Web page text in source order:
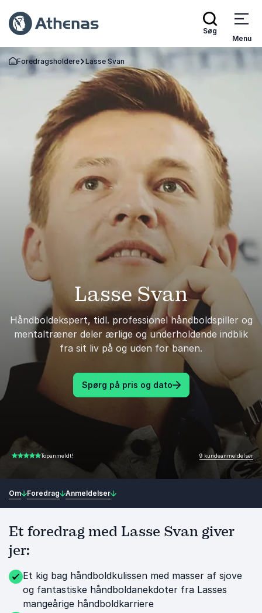
Søg
Menu
Tilbage til forsiden
Foredragsholdere Lasse Svan
Lasse Svan
Håndboldekspert, tidl. professionel håndboldspiller og
mentaltræner deler ærlige og underholdende indblik
fra sit liv på og uden for banen.
Spørg på pris og dato
5.00 ud af 5Topanmeldt! 9 kundeanmeldelser
Om Foredrag Anmeldelser
Et foredrag med Lasse Svan giver
jer:
Et kig bag håndboldkulissen med masser af sjove
og fantastiske håndboldanekdoter fra Lasses
mangeårige håndboldkarriere